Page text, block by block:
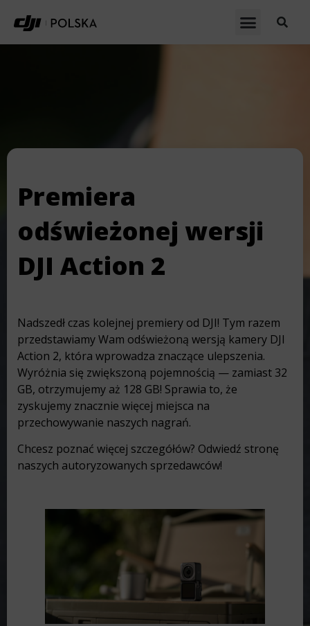
Premiera
odświeżonej wersji
DJI Action 2
Nadszedł czas kolejnej premiery od DJI! Tym razem
przedstawiamy Wam odświeżoną wersją kamery DJI
Action 2, która wprowadza znaczące ulepszenia.
Wyróżnia się zwiększoną pojemnością — zamiast 32
GB, otrzymujemy aż 128 GB! Sprawia to, że
zyskujemy znacznie więcej miejsca na
przechowywanie naszych nagrań.
Chcesz poznać więcej szczegółów? Odwiedź stronę
naszych autoryzowanych sprzedawców!